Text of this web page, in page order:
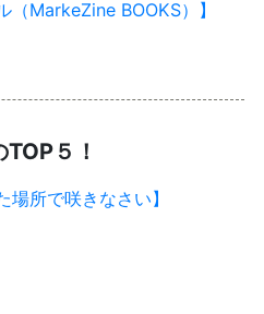
（MarkeZine BOOKS）】
５！
場所で咲きなさい】